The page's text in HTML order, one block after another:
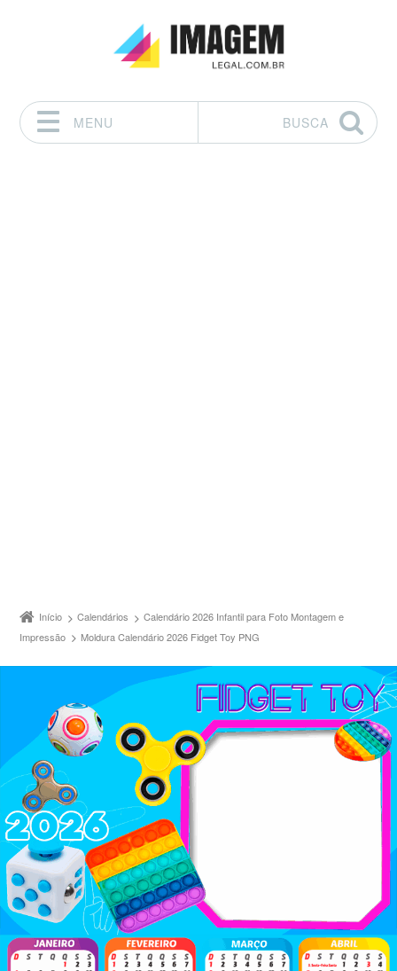
MENU
BUSCA
Início Calendários
Calendário 2026 Infantil para Foto Montagem e
Impressão
Moldura Calendário 2026 Fidget Toy PNG